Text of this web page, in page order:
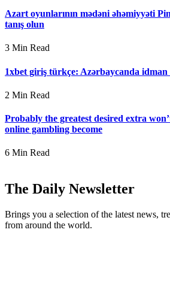
Azart oyunlarının mədəni əhəmiyyəti
tanış olun
3 Min Read
1xbet giriş türkçe: Azərbaycanda idman
2 Min Read
Probably the greatest desired extra
online gambling become
6 Min Read
The Daily Newsletter
Brings you a selection of the latest news,
from around the world.